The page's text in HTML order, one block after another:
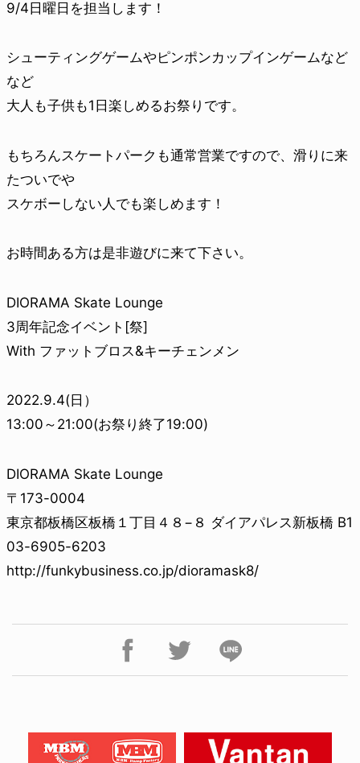
9/4日曜日を担当します！
シューティングゲームやピンポンカップインゲームなど
など
大人も子供も1日楽しめるお祭りです。
もちろんスケートパークも通常営業ですので、滑りに来
たついでや
スケボーしない人でも楽しめます！
お時間ある方は是非遊びに来て下さい。
DIORAMA Skate Lounge
3周年記念イベント[祭]
With ファットブロス&キーチェンメン
2022.9.4(日）
13:00～21:00(お祭り終了19:00)
DIORAMA Skate Lounge
〒173-0004
東京都板橋区板橋１丁目４８−８ ダイアパレス新板橋 B1
03-6905-6203
http://funkybusiness.co.jp/dioramask8/